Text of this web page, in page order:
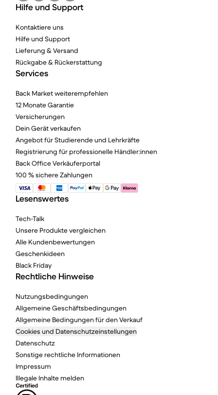
Hilfe und Support
Kontaktiere uns
Hilfe und Support
Lieferung & Versand
Rückgabe & Rückerstattung
Services
Back Market weiterempfehlen
12 Monate Garantie
Versicherungen
Dein Gerät verkaufen
Angebot für Studierende und Lehrkräfte
Registrierung für professionelle Händler:innen
Back Office Verkäuferportal
100 % sichere Zahlungen
Lesenswertes
Tech-Talk
Unsere Produkte vergleichen
Alle Kundenbewertungen
Geschenkideen
Black Friday
Rechtliche Hinweise
Nutzungsbedingungen
Allgemeine Geschäftsbedingungen
Allgemeine Bedingungen für den Verkauf
Cookies und Datenschutzeinstellungen
Datenschutz
Sonstige rechtliche Informationen
Impressum
Illegale Inhalte melden